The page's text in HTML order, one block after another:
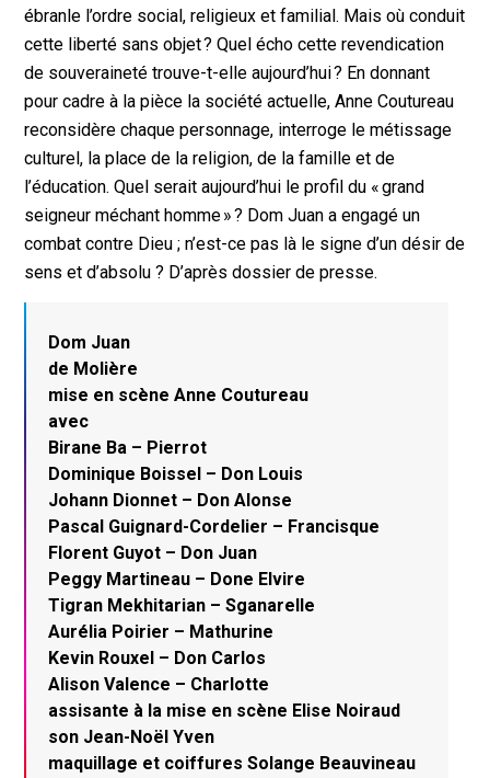
ébranle l’ordre social, religieux et familial. Mais où conduit
cette liberté sans objet ? Quel écho cette revendication
de souveraineté trouve-t-elle aujourd’hui ? En donnant
pour cadre à la pièce la société actuelle, Anne Coutureau
reconsidère chaque personnage, interroge le métissage
culturel, la place de la religion, de la famille et de
l’éducation. Quel serait aujourd’hui le profil du « grand
seigneur méchant homme » ? Dom Juan a engagé un
combat contre Dieu ; n’est-ce pas là le signe d’un désir de
sens et d’absolu ? D’après dossier de presse.
Dom Juan
de Molière
mise en scène Anne Coutureau
avec
Birane Ba – Pierrot
Dominique Boissel – Don Louis
Johann Dionnet – Don Alonse
Pascal Guignard-Cordelier – Francisque
Florent Guyot – Don Juan
Peggy Martineau – Done Elvire
Tigran Mekhitarian – Sganarelle
Aurélia Poirier – Mathurine
Kevin Rouxel – Don Carlos
Alison Valence – Charlotte
assisante à la mise en scène Elise Noiraud
son Jean-Noël Yven
maquillage et coiffures Solange Beauvineau